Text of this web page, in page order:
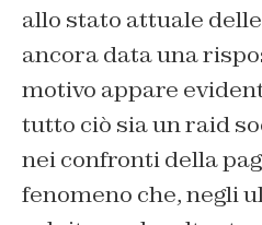
allo stato attuale
ancora data una
motivo appare
tutto ciò sia un raid
nei confronti della
fenomeno che, negli